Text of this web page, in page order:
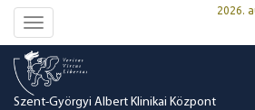
Toggle
navigation
2026.
Szent-Györgyi Albert Klinikai Központ